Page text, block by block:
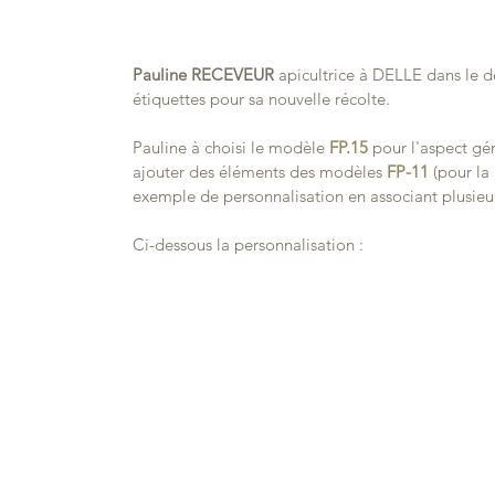
Pauline RECEVEUR apicultrice à DELLE dans le
étiquettes pour sa nouvelle récolte.
Pauline à choisi le modèle FP.15 pour l'aspect
ajouter des éléments des modèles FP-11 (pour
exemple de personnalisation en associant
Ci-dessous la personnalisation :